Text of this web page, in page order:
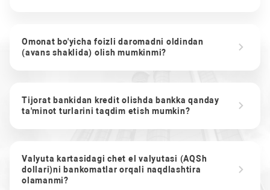
Omonat bo'yicha foizli daromadni oldindan
(avans shaklida) olish mumkinmi?
Tijorat bankidan kredit olishda bankka qanday
ta'minot turlarini taqdim etish mumkin?
Valyuta kartasidagi chet el valyutasi (AQSh
dollari)ni bankomatlar orqali naqdlashtira
olamanmi?